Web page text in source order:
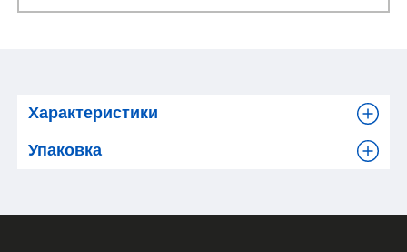
Характеристики
Упаковка